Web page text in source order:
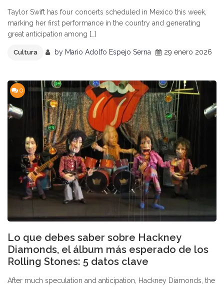
Taylor Swift has four concerts scheduled in Mexico this week,
marking her first performance in the country and generating
great anticipation among […]
Cultura by Mario Adolfo Espejo Serna 29 enero 2026
0
Lo que debes saber sobre Hackney
Diamonds, el álbum más esperado de los
Rolling Stones: 5 datos clave
After much speculation and anticipation, Hackney Diamonds, the